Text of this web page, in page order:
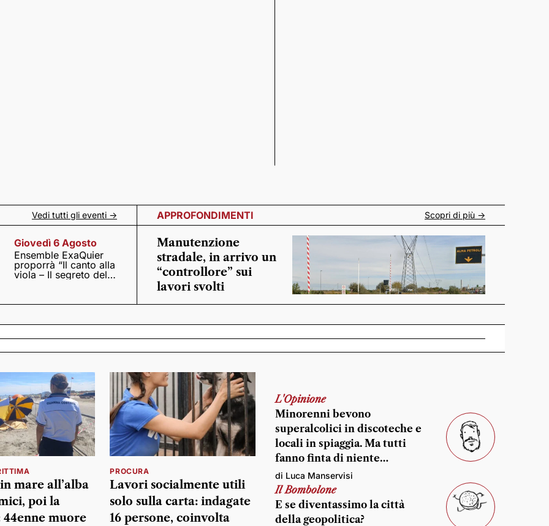
Vedi tutti gli eventi ->
Giovedì 6 Agosto
Ensemble ExaQuier
proporrà “Il canto alla
viola – Il segreto del
APPROFONDIMENTI Scopri di più ->
Manutenzione
stradale, in arrivo un
“controllore” sui
lavori svolti
mare all’alba
poi la
muore
PROCURA
Lavori socialmente utili
solo sulla carta: indagate
16 persone, coinvolta
L'Opinione
Minorenni bevono
superalcolici in discoteche e
locali in spiaggia. Ma tutti
fanno finta di niente…
di Luca Manservisi
Il Bombolone
E se diventassimo la città
della geopolitica?